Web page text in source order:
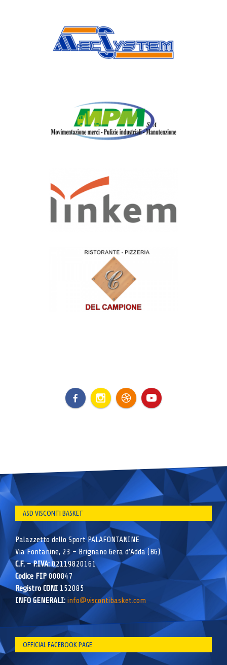
ASD VISCONTI BASKET
Palazzetto dello Sport PALAFONTANINE
Via Fontanine, 23 – Brignano Gera d’Adda (BG)
C.F. – P.IVA:02119820161
Codice FIP000847
Registro CONI 152085
INFO GENERALI: info@viscontibasket.com
OFFICIAL FACEBOOK PAGE